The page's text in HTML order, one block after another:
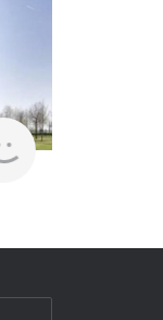
rent